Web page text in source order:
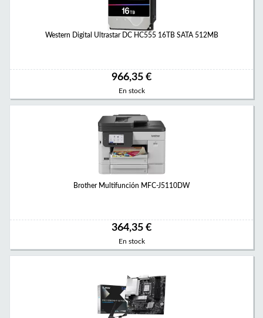
Western Digital Ultrastar DC HC555 16TB SATA 512MB
966,35 €
En stock
Brother Multifunción MFC-J5110DW
364,35 €
En stock